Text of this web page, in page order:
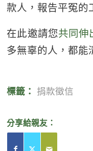
款人，報告平冤的
在此邀請您共同伸
多無辜的人，都能
標籤： 捐款徵信
分享給親友：